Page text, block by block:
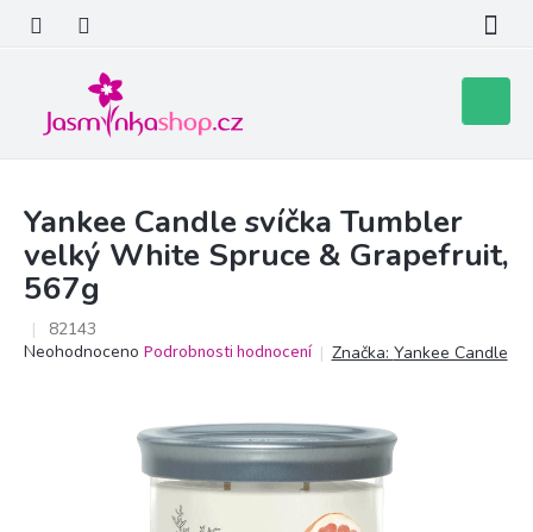
obsah
košík
Yankee Candle svíčka Tumbler
velký White Spruce & Grapefruit,
567g
82143
Průměrné
Neohodnoceno Podrobnosti hodnocení Značka: Yankee Candle